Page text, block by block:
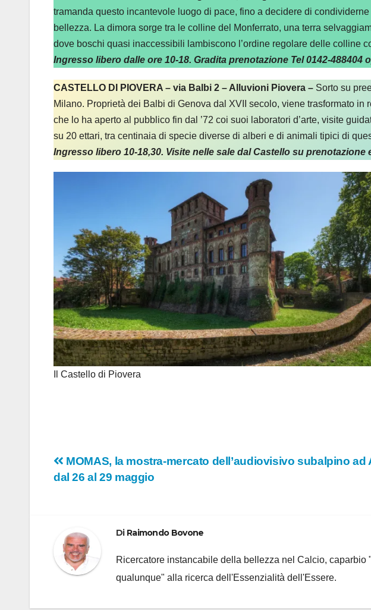
tramanda questo incantevole luogo di pace, fino a decidere di
bellezza. La dimora sorge tra le colline del Monferrato, una terra
dove boschi quasi inaccessibili lambiscono l’ordine regolare delle colline
Ingresso libero dalle ore 10-18. Gradita prenotazione Tel 0142-488404
CASTELLO DI PIOVERA – via Balbi 2 – Alluvioni Piovera – Sorto su
Milano. Proprietà dei Balbi di Genova dal XVII secolo, viene trasformato
che lo ha aperto al pubblico fin dal ’72 coi suoi laboratori d’arte, visite
su 20 ettari, tra centinaia di specie diverse di alberi e di animali tipici di
Ingresso libero 10-18,30. Visite nelle sale dal Castello su prenotazione
Il Castello di Piovera
Navigazione
MOMAS, la mostra-mercato dell’audiovisivo subalpino ad
dal 26 al 29 maggio
Di Raimondo Bovone
Ricercatore instancabile della bellezza nel Calcio,
qualunque" alla ricerca dell'Essenzialità dell'Essere.